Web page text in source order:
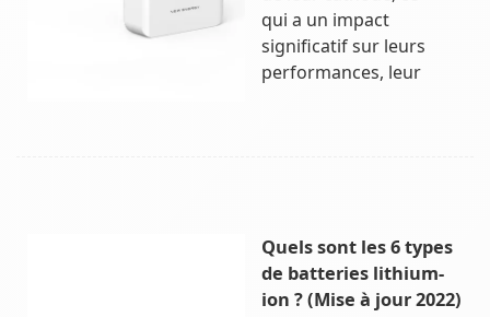
qui a un impact
significatif sur leurs
performances, leur
Quels sont les 6 types
de batteries lithium-
ion ? (Mise à jour 2022)